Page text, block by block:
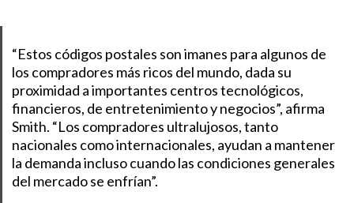
“Estos códigos postales son imanes para algunos de
los compradores más ricos del mundo, dada su
proximidad a importantes centros tecnológicos,
financieros, de entretenimiento y negocios”, afirma
Smith. “Los compradores ultralujosos, tanto
nacionales como internacionales, ayudan a mantener
la demanda incluso cuando las condiciones generales
del mercado se enfrían”.